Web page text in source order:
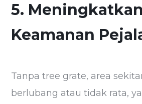
5. Meningkatkan
Keamanan
Tanpa tree grate, area
berlubang atau tidak rata,